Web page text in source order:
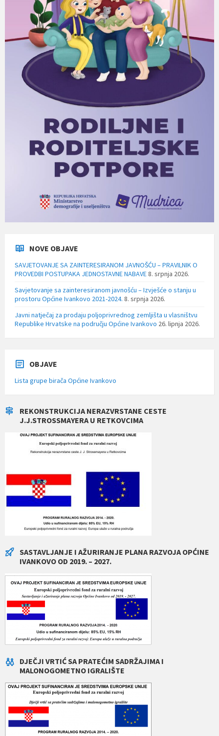
NOVE OBJAVE
SAVJETOVANJE SA ZAINTERESIRANOM JAVNOŠĆU – PRAVILNIK O
PROVEDBI POSTUPAKA JEDNOSTAVNE NABAVE8. srpnja 2026.
Savjetovanje sa zainteresiranom javnošću – Izvješće o stanju u
prostoru Općine Ivankovo 2021-2024. 8. srpnja 2026.
Javni natječaj za prodaju poljoprivrednog zemljišta u vlasništvu
Republike Hrvatske na području Općine Ivankovo 26. lipnja 2026.
OBJAVE
Lista grupe birača Općine Ivankovo
REKONSTRUKCIJA NERAZVRSTANE CESTE
J.J.STROSSMAYERA U RETKOVCIMA
SASTAVLJANJE I AŽURIRANJE PLANA RAZVOJA OPĆINE
IVANKOVO OD 2019. – 2027.
DJEČJI VRTIĆ SA PRATEĆIM SADRŽAJIMA I
MALONOGOMETNO IGRALIŠTE